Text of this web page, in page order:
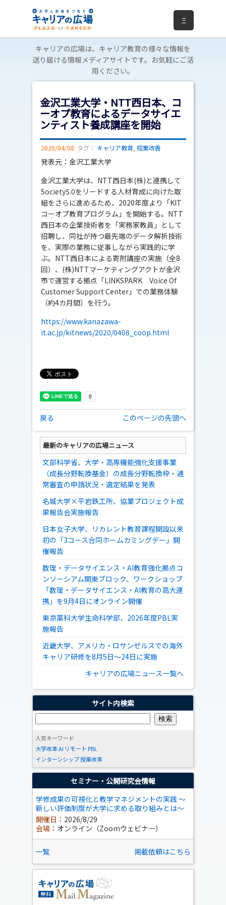
Ξ
キャリアの広場は、キャリア教育の様々な情報を
送り届ける情報メディアサイトです。お気軽にご活
用ください。
金沢工業大学・NTT西日本、コ
ーオプ教育によるデータサイエ
ンティスト養成講座を開始
2020/04/08 タグ： キャリア教育, 授業改善
発表元：金沢工業大学
金沢工業大学は、NTT西日本(株)と連携して
Society5.0をリードする人材育成に向けた取
組をさらに進めるため、2020年度より「KIT
コーオプ教育プログラム」を開始する。NTT
西日本の企業技術者を「実務家教員」として
招聘し、同社が持つ最先端のデータ解析技術
を、実際の業務に従事しながら実践的に学
ぶ。NTT西日本による寄附講座の実施（全8
回）、(株)NTTマーケティングアクトが金沢
市で運営する拠点「LINKSPARK Voice Of
Customer Support Center」での業務体験
（約4カ月間）を行う。
https://www.kanazawa-
it.ac.jp/kitnews/2020/0408_coop.html
戻る このページの先頭へ
最新のキャリアの広場ニュース
文部科学省、大学・高専機能強化支援事業
（成長分野転換基金）の成長分野転換枠・通
常審査の申請状況・選定結果を発表
名城大学×平岩鉄工所、協業プロジェクト成
果報告会実施報告
日本女子大学、リカレント教育課程開設以来
初の「3コース合同ホームカミングデー」開
催報告
数理・データサイエンス・AI教育強化拠点コ
ンソーシアム関東ブロック、ワークショップ
「数理・データサイエンス・AI教育の高大連
携」を9月4日にオンライン開催
東京薬科大学生命科学部、2026年度PBL実
施報告
近畿大学、アメリカ・ロサンゼルスでの海外
キャリア研修を8月5日～24日に実施
キャリアの広場ニュース一覧へ
サイト内検索
人気キーワード
大学改革AI リモート PBL
インターンシップ授業改革
セミナー・公開研究会情報
学修成果の可視化と教学マネジメントの実践 ～
新しい評価制度が大学に求める取り組みとは～
開催日： 2026/8/29
会場： オンライン（Zoomウェビナー）
一覧 掲載依頼はこちら